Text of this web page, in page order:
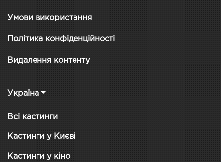
Умови використання
Політика конфіденційності
Видалення контенту
Україна
Всі кастинги
Кастинги у Києві
Кастинги у кіно